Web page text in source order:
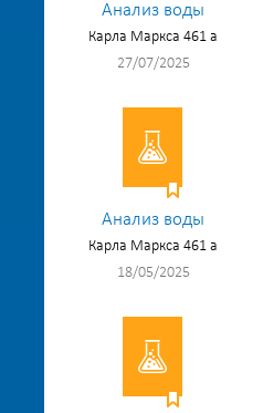
Анализ воды
Карла Маркса 461 а
27/07/2025
Анализ воды
Карла Маркса 461 а
18/05/2025